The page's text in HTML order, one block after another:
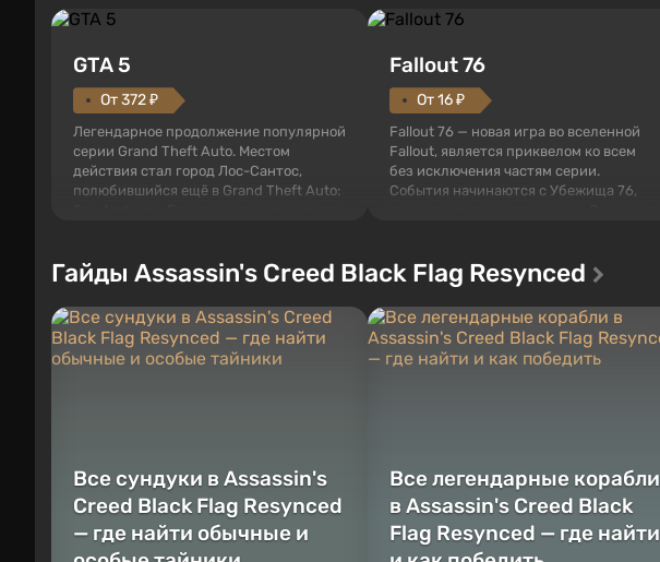
GTA 5
От 372 ₽
Легендарное продолжение популярной
серии Grand Theft Auto. Местом
действия стал город Лос-Сантос,
полюбившийся ещё в Grand Theft Auto:
которыми вы сможете переключаться в
любое время. Жанр и...
Fallout 76
От 16 ₽
Fallout 76 — новая игра во вселенной
Fallout, является приквелом ко всем
без исключения частям серии.
События начинаются с Убежища 76,
как на Америку упадут ядерные бомбы.
Место действия Fallout...
Гайды Assassin's Creed Black Flag Resynced
Все сундуки в Assassin's
Creed Black Flag Resynced
— где найти обычные и
Все легендарные корабли
в Assassin's Creed Black
Flag Resynced — где найти